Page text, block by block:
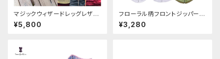
マジックウィザードレッグレザー
ホルダー
¥5,800
フローラル柄フロントジッパーコ
ルセット
¥3,280